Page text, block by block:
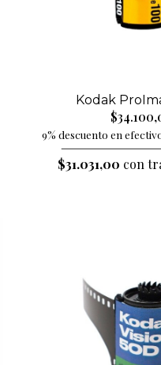
Kodak
9% descuento en
$31.031,00 con